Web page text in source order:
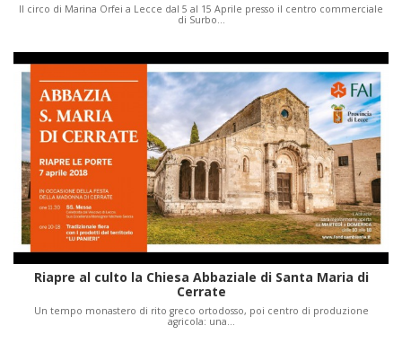
Il circo di Marina Orfei a Lecce dal 5 al 15 Aprile presso il centro commerciale
di Surbo…
Riapre al culto la Chiesa Abbaziale di Santa Maria di
Cerrate
Un tempo monastero di rito greco ortodosso, poi centro di produzione
agricola: una…